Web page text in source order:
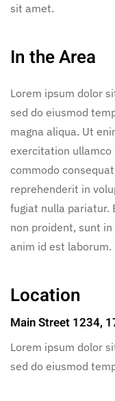
sit amet.
In the Area
Lorem ipsum dolor
sed do eiusmod
magna aliqua. Ut
exercitation ullamco
commodo
reprehenderit in
fugiat nulla pariatur.
non proident, sunt
anim id est laborum.
Location
Main Street 1234,
Lorem ipsum dolor
sed do eiusmod